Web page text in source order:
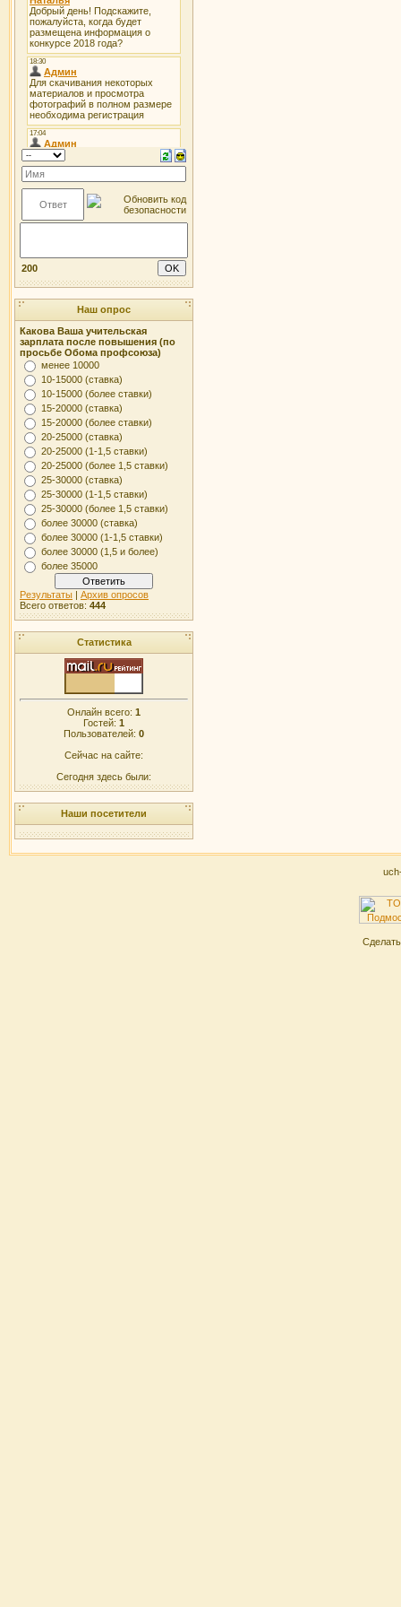
200
Наш опрос
Какова Ваша учительская
зарплата после повышения (по
просьбе Обома профсоюза)
менее 10000
10-15000 (ставка)
10-15000 (более ставки)
15-20000 (ставка)
15-20000 (более ставки)
20-25000 (ставка)
20-25000 (1-1,5 ставки)
20-25000 (более 1,5 ставки)
25-30000 (ставка)
25-30000 (1-1,5 ставки)
25-30000 (более 1,5 ставки)
более 30000 (ставка)
более 30000 (1-1,5 ставки)
более 30000 (1,5 и более)
более 35000
Результаты | Архив опросов
Всего ответов: 444
Статистика
Онлайн всего: 1
Гостей: 1
Пользователей: 0
Сейчас на сайте:
Сегодня здесь были:
Наши посетители